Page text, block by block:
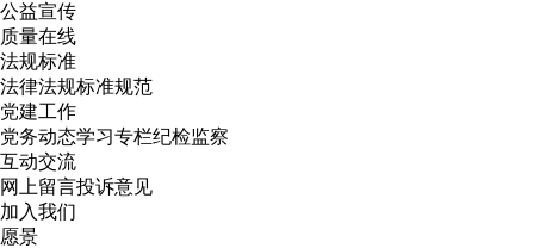
公益宣传
质量在线
法规标准
法律法规标准规范
党建工作
党务动态学习专栏纪检监察
互动交流
网上留言投诉意见
加入我们
愿景